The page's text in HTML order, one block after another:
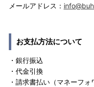
メールアドレス：
お支払方法について
・銀行振込
・代金引換
・請求書払い（マネーフ